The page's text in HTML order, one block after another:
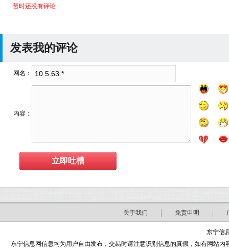
暂时还没有评论
发表我的评论
网名：
内容：
关于我们 免责申明
东宁信
东宁信息网信息均为用户自由发布，交易时请注意识别信息的真假，如有网站内